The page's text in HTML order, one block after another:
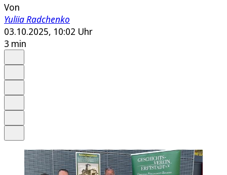
Von
Yuliia Radchenko
03.10.2025, 10:02 Uhr
3 min